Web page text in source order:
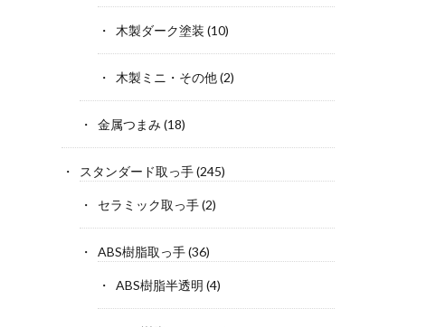
木製ダーク塗装 (10)
木製ミニ・その他(2)
金属つまみ (18)
スタンダード取っ手(245)
セラミック取っ手(2)
ABS樹脂取っ手(36)
ABS樹脂半透明 (4)